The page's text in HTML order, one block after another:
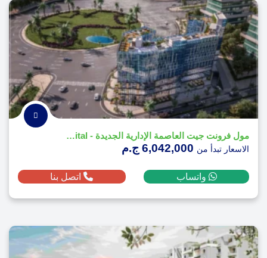
مول فرونت جيت العاصمة الإدارية الجديدة - Mall Front Gate New Capital
الاسعار تبدأ من
واتساب اتصل بنا